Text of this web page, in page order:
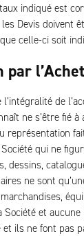
indiqué est
Devis doivent
celle-ci soit
par
de
ne s’être fié à
représentation
qui ne
dessins,
ne sont
et
ils ne font pas